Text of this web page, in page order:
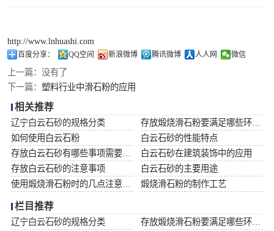
http://www.lnhuashi.com
百度分享： QQ空间 新浪微博 腾讯微博 人人网 微信
上一篇： 没有了
下一篇： 塑料行业中滑石粉的应用
相关推荐
辽宁白云石砂的规格分类
如何使用白云石粉
白云石砂的性能特点
白云石砂在建筑装饰中的应用
存放白云石砂的注意事项
白云石砂的主要用途
煅烧滑石粉的制作工艺
栏目推荐
辽宁白云石砂的规格分类
重钙粉